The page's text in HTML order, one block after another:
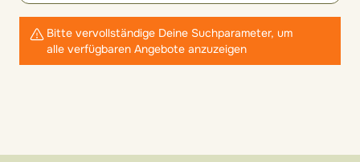
Bitte vervollständige Deine Suchparameter, um
alle verfügbaren Angebote anzuzeigen